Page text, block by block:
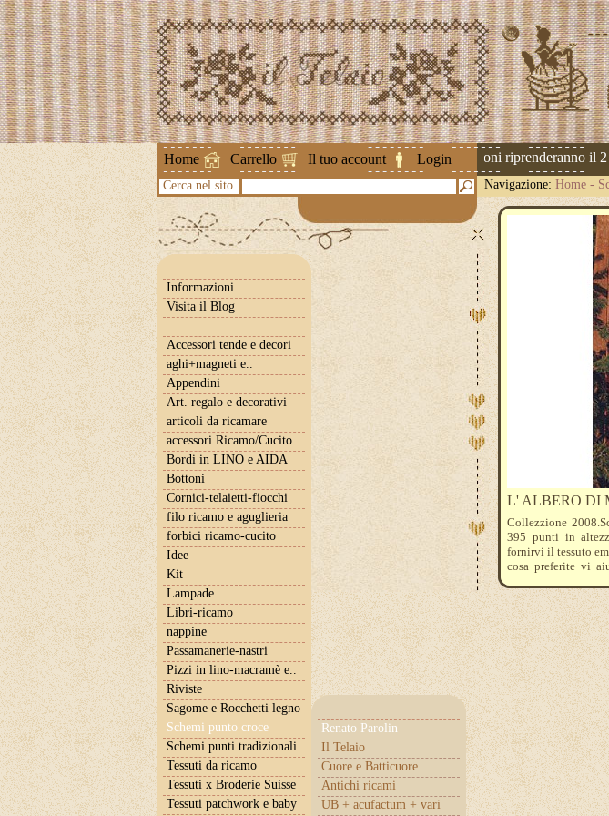
Home Carrello Il tuo account Login
Attenzione ! Le spedizioni riprenderanno il 2
Cerca nel sito Navigazione: Home -
Informazioni
Visita il Blog
Accessori tende e decori
aghi+magneti e..
Appendini
Art. regalo e decorativi
articoli da ricamare
accessori Ricamo/Cucito
Bordi in LINO e AIDA
Bottoni
Cornici-telaietti-fiocchi
filo ricamo e aguglieria
forbici ricamo-cucito
Idee
Kit
Lampade
Libri-ricamo
nappine
Passamanerie-nastri
Pizzi in lino-macramè e..
Riviste
Sagome e Rocchetti legno
Schemi punto croce
Renato Parolin
Il Telaio
Cuore e Batticuore
Antichi ricami
UB + acufactum + vari
Schemi punti tradizionali
Tessuti da ricamo
Tessuti x Broderie Suisse
Tessuti patchwork e baby
L' ALBERO DI
Collezzione
395 punti in
fornirvi il tessuto
cosa preferite vi
Dmc , oltre ad
delle cotte di colore.